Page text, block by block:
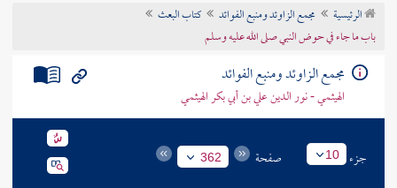
تراجم الأعلام
الرئيسية مجمع الزاوئد ومنبع الفوائد
كتاب البعث
باب ما جاء في حوض النبي صلى الله عليه وسلم
مجمع الزاوئد ومنبع الفوائد
الهيثمي - نور الدين علي بن أبي بكر الهيثمي
جزء 10 صفحة 362